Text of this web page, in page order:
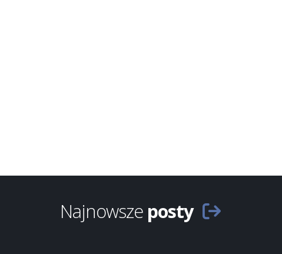
Najnowsze posty